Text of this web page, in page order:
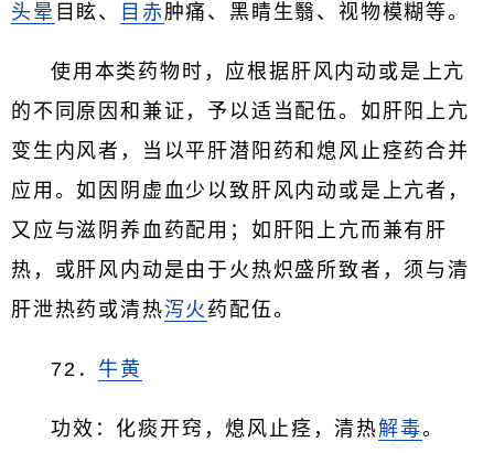
头晕 目眩、 目赤肿痛、黑睛生翳、视物模糊等。
使用本类药物时，应根据肝风内动或是上亢
的不同原因和兼证，予以适当配伍。如肝阳上亢
变生内风者，当以平肝潜阳药和熄风止痉药合并
应用。如因阴虚血少以致肝风内动或是上亢者，
又应与滋阴养血药配用；如肝阳上亢而兼有肝
热，或肝风内动是由于火热炽盛所致者，须与清
肝泄热药或清热泻火 药配伍。
72． 牛黄
功效：化痰开窍，熄风止痉，清热解毒。